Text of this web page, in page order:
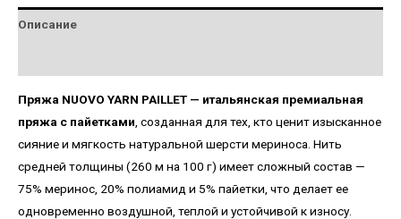
Описание
Пряжа NUOVO YARN PAILLET — итальянская премиальная
пряжа с пайетками , созданная для тех, кто ценит изысканное
сияние и мягкость натуральной шерсти мериноса. Нить
средней толщины (260 м на 100 г) имеет сложный состав —
75% меринос, 20% полиамид и 5% пайетки, что делает ее
одновременно воздушной, теплой и устойчивой к износу.